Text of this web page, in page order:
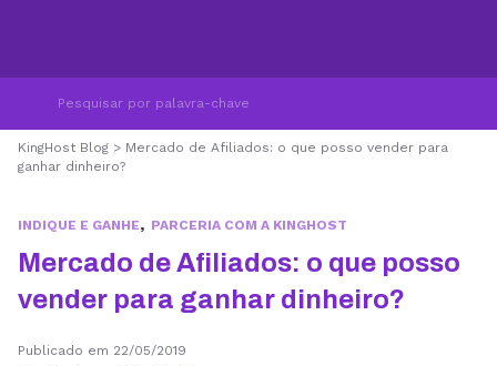
KingHost Blog > Mercado de Afiliados: o que posso vender para
ganhar dinheiro?
INDIQUE E GANHE, PARCERIA COM A KINGHOST
Mercado de Afiliados: o que posso
vender para ganhar dinheiro?
Publicado em 22/05/2019